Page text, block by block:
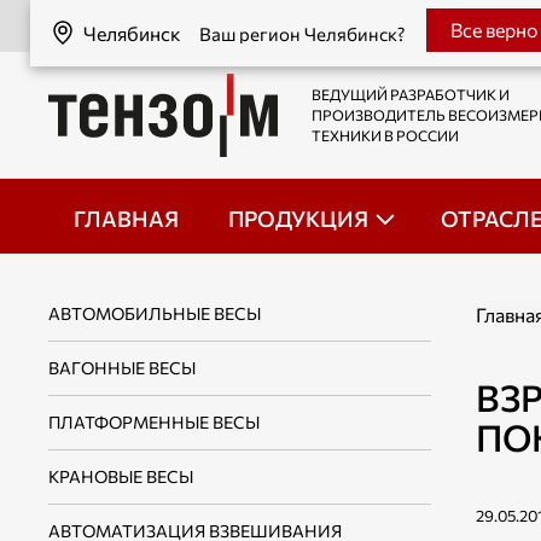
Челябинск Ваш регион Челябинск?
Челябинск Все верно
ВЕДУЩИЙ РАЗРАБОТЧИК И
ПРОИЗВОДИТЕЛЬ
ТЕХНИКИ В РОССИИ
ГЛАВНАЯ ПРОДУКЦИЯ
АВТОМОБИЛЬНЫЕ ВЕСЫ
ВАГОННЫЕ ВЕСЫ
ПЛАТФОРМЕННЫЕ ВЕСЫ
КРАНОВЫЕ ВЕСЫ
АВТОМАТИЗАЦИЯ ВЗВЕШИВАНИЯ